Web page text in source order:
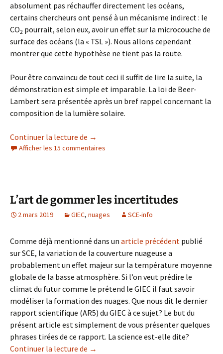
absolument pas réchauffer directement les océans,
certains chercheurs ont pensé à un mécanisme indirect : le
CO2 pourrait, selon eux, avoir un effet sur la microcouche de
surface des océans (la « TSL »). Nous allons cependant
montrer que cette hypothèse ne tient pas la route.
Pour être convaincu de tout ceci il suffit de lire la suite, la
démonstration est simple et imparable. La loi de Beer-
Lambert sera présentée après un bref rappel concernant la
composition de la lumière solaire.
Continuer la lecture de La loi de Beer-Lambert : une loi
→
Afficher les 15 commentaires
L’art de gommer les incertitudes
2 mars 2019 GIEC, nuages SCE-info
Comme déjà mentionné dans un article précédent publié
sur SCE, la variation de la couverture nuageuse a
probablement un effet majeur sur la température moyenne
globale de la basse atmosphère. Si l’on veut prédire le
climat du futur comme le prétend le GIEC il faut savoir
modéliser la formation des nuages. Que nous dit le dernier
rapport scientifique (AR5) du GIEC à ce sujet? Le but du
présent article est simplement de vous présenter quelques
phrases tirées de ce rapport. La science est-elle dite?
Continuer la lecture de L’art de gommer les incertitudes
→